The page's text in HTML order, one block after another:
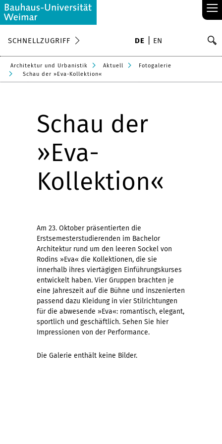
≡
SCHNELLZUGRIFF DE EN
Architektur und Urbanistik Aktuell
Fotogalerie
Schau der »Eva-Kollektion«
Schau der
»Eva-
Kollektion«
Am 23. Oktober präsentierten die
Erstsemesterstudierenden im Bachelor
Architektur rund um den leeren Sockel von
Rodins »Eva« die Kollektionen, die sie
innerhalb ihres viertägigen Einführungskurses
entwickelt haben. Vier Gruppen brachten je
eine Jahreszeit auf die Bühne und inszenierten
passend dazu Kleidung in vier Stilrichtungen
für die abwesende »Eva«: romantisch, elegant,
sportlich und geschäftlich. Sehen Sie hier
Impressionen von der Performance.
Die Galerie enthält keine Bilder.